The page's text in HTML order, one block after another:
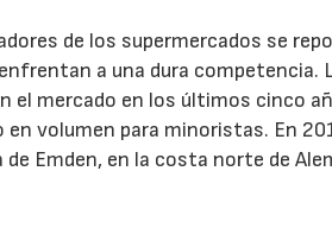
de los supermercados se
a una dura competencia.
el mercado en los últimos cinco
en volumen para minoristas. En
Emden, en la costa norte de